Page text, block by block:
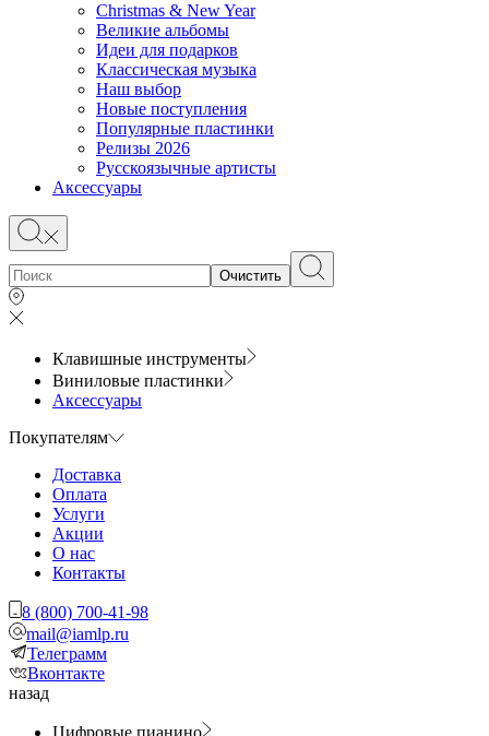
Christmas & New Year
Великие альбомы
Идеи для подарков
Классическая музыка
Наш выбор
Новые поступления
Популярные пластинки
Релизы 2026
Русскоязычные артисты
Аксессуары
Очистить
Клавишные инструменты
Виниловые пластинки
Аксессуары
Покупателям
Доставка
Оплата
Услуги
Акции
О нас
Контакты
8 (800) 700-41-98
mail@iamlp.ru
Телеграмм
Вконтакте
назад
Цифровые пианино